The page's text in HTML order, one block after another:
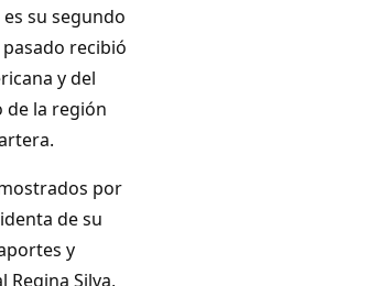
su segundo
recibió
y del
de la región
por
de su
y
Silva,